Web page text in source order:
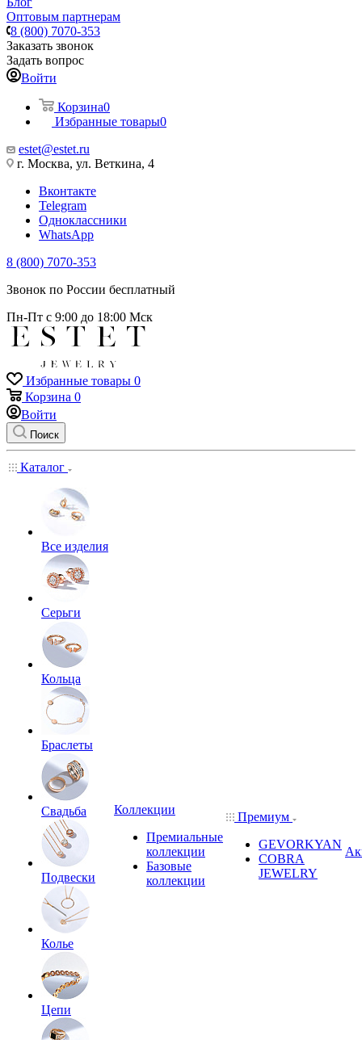
Оптовым партнерам
8 (800) 7070-353
Заказать звонок
Задать вопрос
Войти
Корзина0
Избранные товары0
estet@estet.ru
г. Москва, ул. Веткина, 4
Вконтакте
Telegram
Одноклассники
WhatsApp
8 (800) 7070-353
Звонок по России бесплатный
Пн-Пт с 9:00 до 18:00 Мск
Избранные товары 0
Корзина 0
Войти
Поиск
Каталог
Все изделия
Серьги
Кольца
Браслеты
Свадьба
Подвески
Колье
Цепи
Коллекции
Премиальные
коллекции
Базовые
коллекции
Премиум
GEVORKYAN
COBRA
JEWELRY